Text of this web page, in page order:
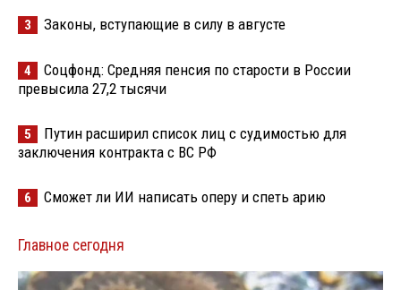
3 Законы, вступающие в силу в августе
4
Соцфонд: Средняя пенсия по старости в России
превысила 27,2 тысячи
5
Путин расширил список лиц с судимостью для
заключения контракта с ВС РФ
6 Сможет ли ИИ написать оперу и спеть арию
Главное сегодня